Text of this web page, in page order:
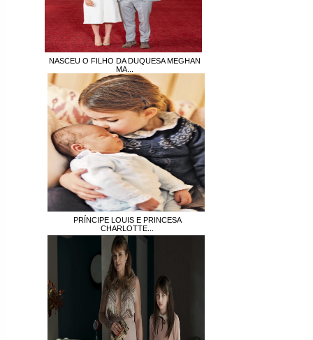
NASCEU O FILHO DA DUQUESA MEGHAN
MA...
PRÍNCIPE LOUIS E PRINCESA
CHARLOTTE...